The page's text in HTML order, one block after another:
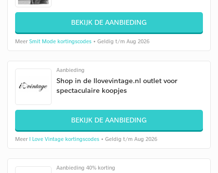
BEKIJK DE AANBIEDING
Meer Smit Mode kortingscodes • Geldig t/m Aug 2026
Aanbieding
Shop in de Ilovevintage.nl outlet voor
spectaculaire koopjes
BEKIJK DE AANBIEDING
Meer I Love Vintage kortingscodes • Geldig t/m Aug 2026
Aanbieding 40% korting